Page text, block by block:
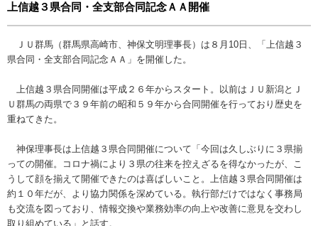
上信越３県合同・全支部合同記念ＡＡ開催
ＪＵ群馬（群馬県高崎市、神保文明理事長）は８月10日、「上信越３
県合同・全支部合同記念ＡＡ」を開催した。
上信越３県合同開催は平成２６年からスタート。以前はＪＵ新潟とＪ
Ｕ群馬の両県で３９年前の昭和５９年から合同開催を行っており歴史を
重ねてきた。
神保理事長は上信越３県合同開催について「今回は久しぶりに３県揃
っての開催。コロナ禍により３県の往来を控えざるを得なかったが、こ
うして顔を揃えて開催できたのは喜ばしいこと。上信越３県合同開催は
約１０年だが、より協力関係を深めている。執行部だけではなく事務局
も交流を図っており、情報交換や業務効率の向上や改善に意見を交わし
取り組めている」と話す。